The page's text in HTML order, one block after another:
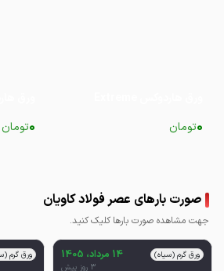
0تومان 0تومان
صورت بارهای عصر فولاد کاویان
جهت مشاهده صورت بارها کلیک کنید.
ورق گرم (سیاه) 14 مرداد، 1405
3 روز پیش
ورق گرم